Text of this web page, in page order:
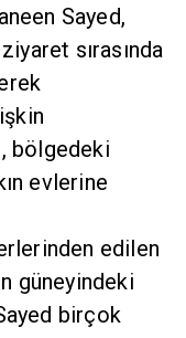
Sayed,
sırasında
bölgedeki
evlerine
edilen
güneyindeki
birçok